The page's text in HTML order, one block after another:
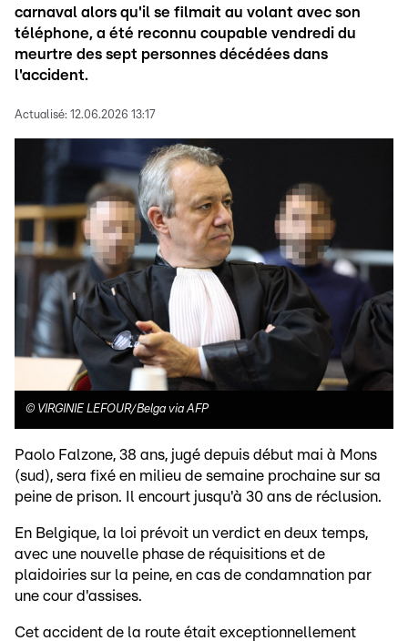
carnaval alors qu'il se filmait au volant avec son
téléphone, a été reconnu coupable vendredi du
meurtre des sept personnes décédées dans
l'accident.
Actualisé: 12.06.2026 13:17
© VIRGINIE LEFOUR/Belga via AFP
Paolo Falzone, 38 ans, jugé depuis début mai à Mons
(sud), sera fixé en milieu de semaine prochaine sur sa
peine de prison. Il encourt jusqu'à 30 ans de réclusion.
En Belgique, la loi prévoit un verdict en deux temps,
avec une nouvelle phase de réquisitions et de
plaidoiries sur la peine, en cas de condamnation par
une cour d'assises.
Cet accident de la route était exceptionnellement